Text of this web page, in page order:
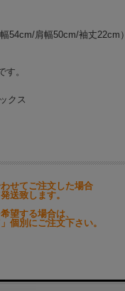
54cm/肩幅50cm/袖丈22cm）
。
クス
せてご注文した場合
送致します。
望する場合は、
個別にご注文下さい。